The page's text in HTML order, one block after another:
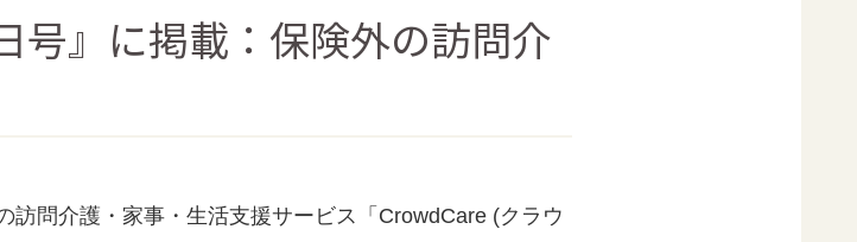
号』に掲載：保険外の訪問介
訪問介護・家事・生活支援サービス「CrowdCare (クラウ